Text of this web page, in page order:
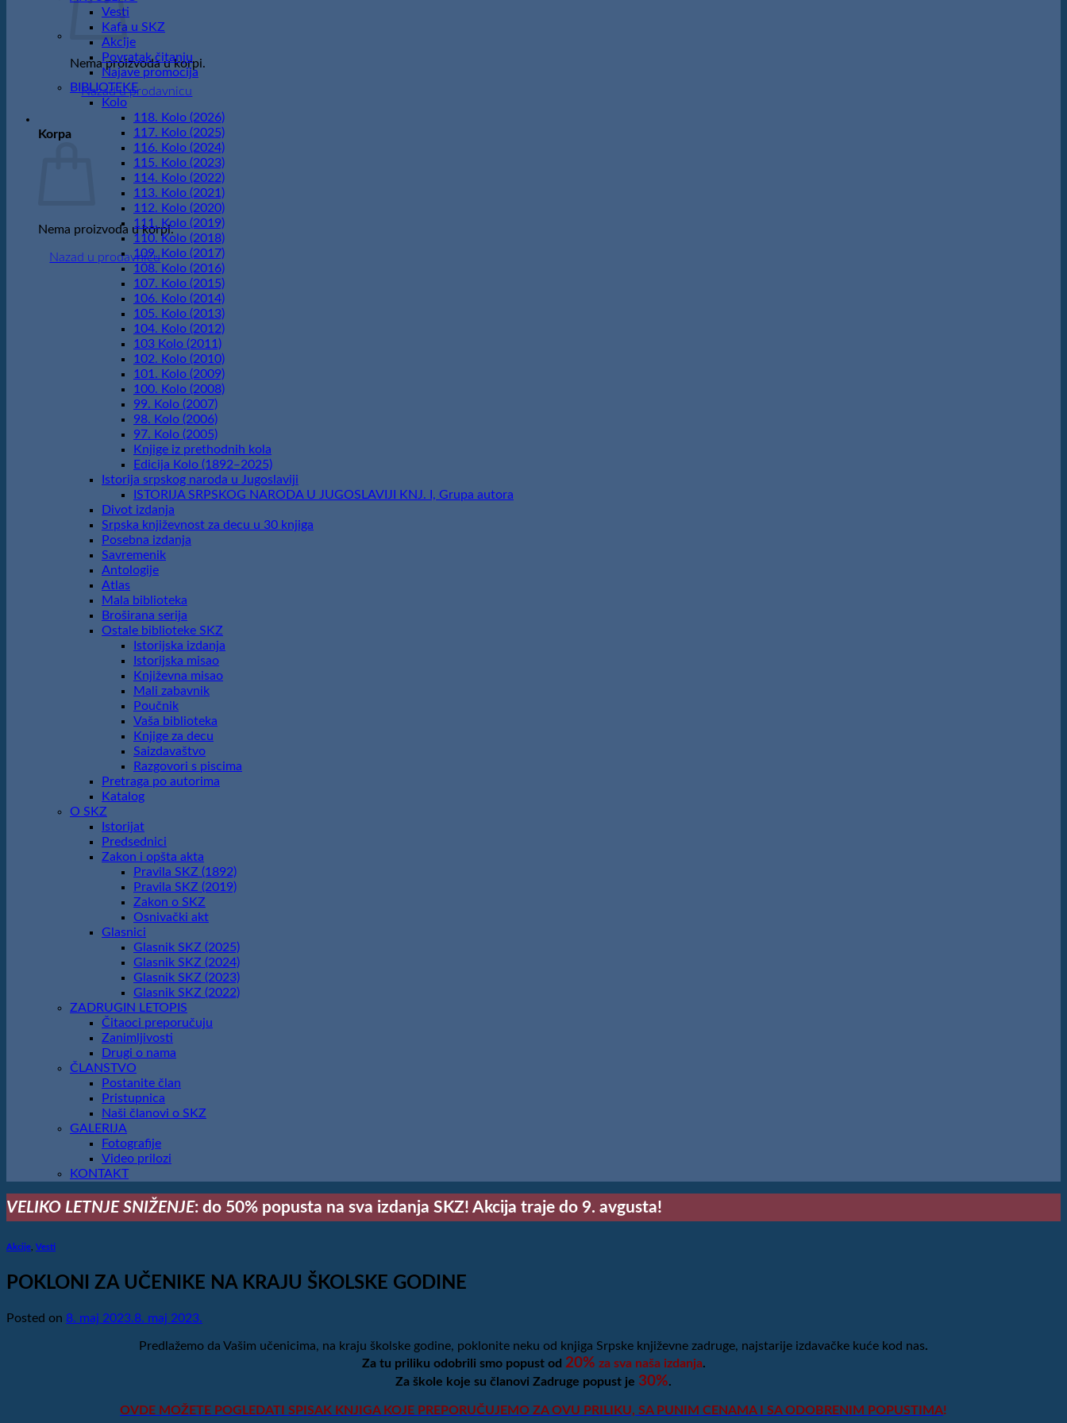
Nema proizvoda u korpi.
Nazad u prodavnicu
Korpa
Nema proizvoda u korpi.
Nazad u prodavnicu
Vesti
Kafa u SKZ
Akcije
Povratak čitanju
Najave promocija
BIBLIOTEKE
Kolo
118. Kolo (2026)
117. Kolo (2025)
116. Kolo (2024)
115. Kolo (2023)
114. Kolo (2022)
113. Kolo (2021)
112. Kolo (2020)
111. Kolo (2019)
110. Kolo (2018)
109. Kolo (2017)
108. Kolo (2016)
107. Kolo (2015)
106. Kolo (2014)
105. Kolo (2013)
104. Kolo (2012)
103 Kolo (2011)
102. Kolo (2010)
101. Kolo (2009)
100. Kolo (2008)
99. Kolo (2007)
98. Kolo (2006)
97. Kolo (2005)
Knjige iz prethodnih kola
Edicija Kolo (1892‒2025)
Istorija srpskog naroda u Jugoslaviji
ISTORIJA SRPSKOG NARODA U JUGOSLAVIJI KNJ. I, Grupa autora
Divot izdanja
Srpska književnost za decu u 30 knjiga
Posebna izdanja
Savremenik
Antologije
Atlas
Mala biblioteka
Broširana serija
Ostale biblioteke SKZ
Istorijska izdanja
Istorijska misao
Književna misao
Mali zabavnik
Poučnik
Vaša biblioteka
Knjige za decu
Saizdavaštvo
Razgovori s piscima
Pretraga po autorima
Katalog
O SKZ
Istorijat
Predsednici
Zakon i opšta akta
Pravila SKZ (1892)
Pravila SKZ (2019)
Zakon o SKZ
Osnivački akt
Glasnici
Glasnik SKZ (2025)
Glasnik SKZ (2024)
Glasnik SKZ (2023)
Glasnik SKZ (2022)
ZADRUGIN LETOPIS
Čitaoci preporučuju
Zanimljivosti
Drugi o nama
ČLANSTVO
Postanite član
Pristupnica
Naši članovi o SKZ
GALERIJA
Fotografije
Video prilozi
KONTAKT
VELIKO LETNJE SNIŽENJE: do 50% popusta na sva izdanja SKZ! Akcija traje do 9. avgusta!
Akcije Vesti
POKLONI ZA UČENIKE NA KRAJU ŠKOLSKE GODINE
Posted on 8. maj 2023.8. maj 2023.
Predlažemo da Vašim učenicima, na kraju školske godine, poklonite neku od knjiga Srpske književne zadruge, najstarije izdavačke kuće kod nas.
Za tu priliku odobrili smo popust od 20% za sva naša izdanja.
Za škole koje su članovi Zadruge popust je 30%.
OVDE MOŽETE POGLEDATI SPISAK KNJIGA KOJE PREPORUČUJEMO ZA OVU PRILIKU, SA PUNIM CENAMA I SA ODOBRENIM POPUSTIMA!